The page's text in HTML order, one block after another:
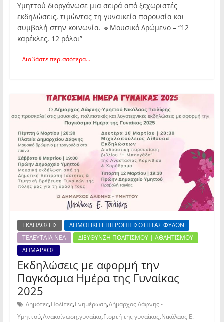
Υμηττού διοργάνωσε μια σειρά από ξεχωριστές
εκδηλώσεις, τιμώντας τη γυναικεία παρουσία και
συμβολή στην κοινωνία. 🔹Μουσικό Δρώμενο – “12
καρέκλες, 12 ρόλοι”
Διαβάστε περισσότερα...
ΕΚΔΗΛΩΣΕΙΣ
ΔΗΜΟΤΙΚΗ ΕΠΙΤΡΟΠΗ ΙΣΟΤΗΤΑΣ ΦΥΛΩΝ
ΤΕΛΕΥΤΑΙΑ ΝΕΑ
ΔΙΕΥΘΥΝΣΗ ΠΟΛΙΤΙΣΜΟΥ | ΑΘΛΗΤΙΣΜΟΥ
ΔΗΜΑΡΧΟΣ
Εκδηλώσεις με αφορμή την
Παγκόσμια Ημέρα της Γυναίκας
2025
Δημότες,Πολίτες,Ενημέρωση,Δήμαρχος Δάφνης -
Υμηττού,Ανακοίνωση,γυναίκα,Γιορτή της γυναίκας,Νικόλαος Ε.